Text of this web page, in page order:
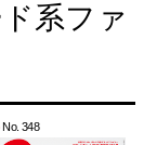
系ファ
No. 348